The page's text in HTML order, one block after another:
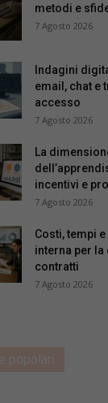
metodi e
7 Agosto 2026
Indagini
email, chat e
accesso
7 Agosto 2026
La
incentivi e
7 Agosto 2026
Costi, tempi
interna per
contratti
7 Agosto 2026